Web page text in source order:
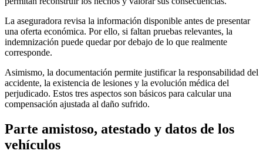
La aseguradora revisa la información disponible antes de presentar
una oferta económica. Por ello, si faltan pruebas relevantes, la
indemnización puede quedar por debajo de lo que realmente
corresponde.
Asimismo, la documentación permite justificar la responsabilidad del
accidente, la existencia de lesiones y la evolución médica del
perjudicado. Estos tres aspectos son básicos para calcular una
compensación ajustada al daño sufrido.
Parte amistoso, atestado y datos de los
vehículos